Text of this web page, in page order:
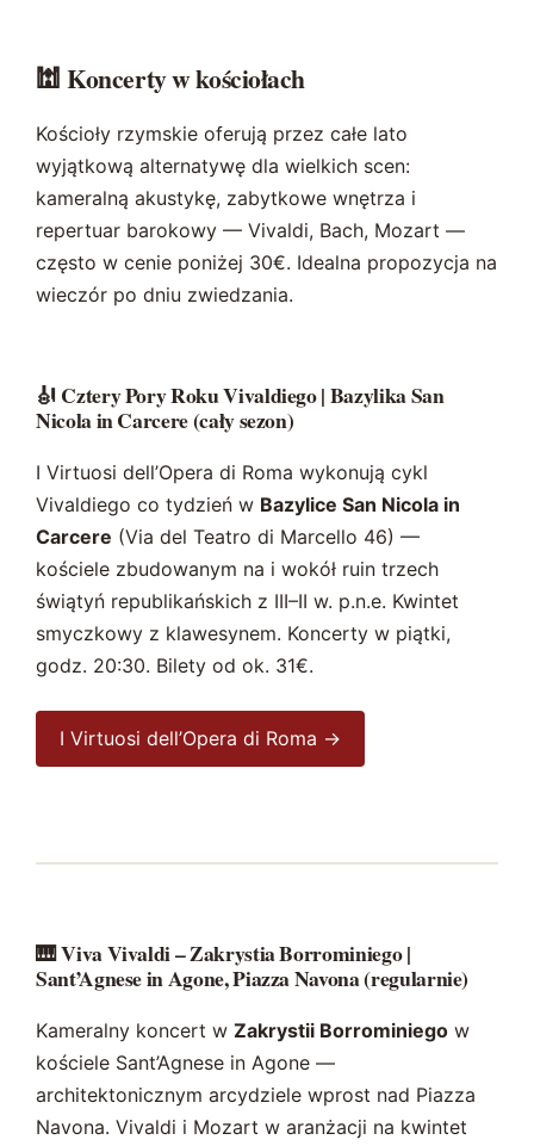
🕍 Koncerty w kościołach
Kościoły rzymskie oferują przez całe lato
wyjątkową alternatywę dla wielkich scen:
kameralną akustykę, zabytkowe wnętrza i
repertuar barokowy — Vivaldi, Bach, Mozart —
często w cenie poniżej 30€. Idealna propozycja na
wieczór po dniu zwiedzania.
🎻 Cztery Pory Roku Vivaldiego | Bazylika San
Nicola in Carcere (cały sezon)
I Virtuosi dell’Opera di Roma wykonują cykl
Vivaldiego co tydzień w Bazylice San Nicola in
Carcere (Via del Teatro di Marcello 46) —
kościele zbudowanym na i wokół ruin trzech
świątyń republikańskich z III–II w. p.n.e. Kwintet
smyczkowy z klawesynem. Koncerty w piątki,
godz. 20:30. Bilety od ok. 31€.
I Virtuosi dell’Opera di Roma →
🎹 Viva Vivaldi – Zakrystia Borrominiego |
Sant’Agnese in Agone, Piazza Navona (regularnie)
Kameralny koncert w Zakrystii Borrominiego w
kościele Sant’Agnese in Agone —
architektonicznym arcydziele wprost nad Piazza
Navona. Vivaldi i Mozart w aranżacji na kwintet